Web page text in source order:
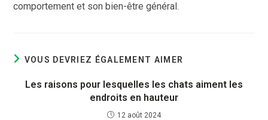
comportement et son bien-être général.
VOUS DEVRIEZ ÉGALEMENT AIMER
Les raisons pour lesquelles les chats aiment les
endroits en hauteur
12 août 2024